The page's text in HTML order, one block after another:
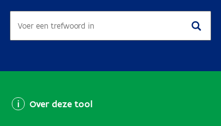
Over deze tool